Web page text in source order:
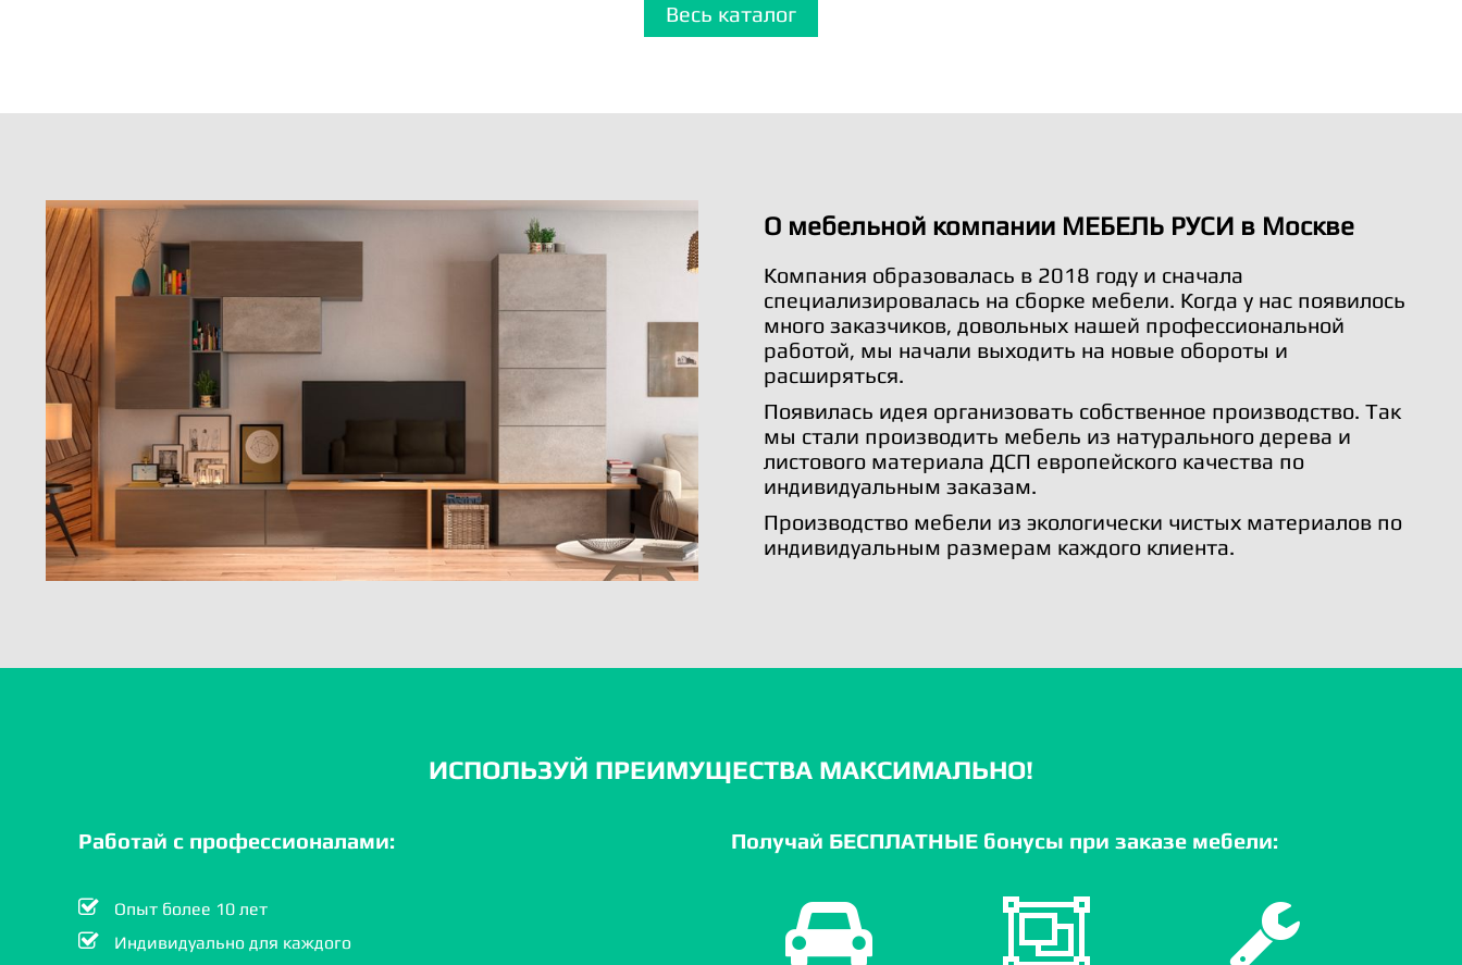
Весь каталог
О мебельной компании МЕБЕЛЬ РУСИ в Москве
Компания образовалась в 2018 году и сначала
специализировалась на сборке мебели. Когда у нас появилось
много заказчиков, довольных нашей профессиональной
работой, мы начали выходить на новые обороты и
расширяться.
Появилась идея организовать собственное производство. Так
мы стали производить мебель из натурального дерева и
листового материала ДСП европейского качества по
индивидуальным заказам.
Производство мебели из экологически чистых материалов по
индивидуальным размерам каждого клиента.
ИСПОЛЬЗУЙ ПРЕИМУЩЕСТВА МАКСИМАЛЬНО!
Работай с профессионалами:
Опыт более 10 лет
Индивидуально для каждого
Получай БЕСПЛАТНЫЕ бонусы при заказе мебели: